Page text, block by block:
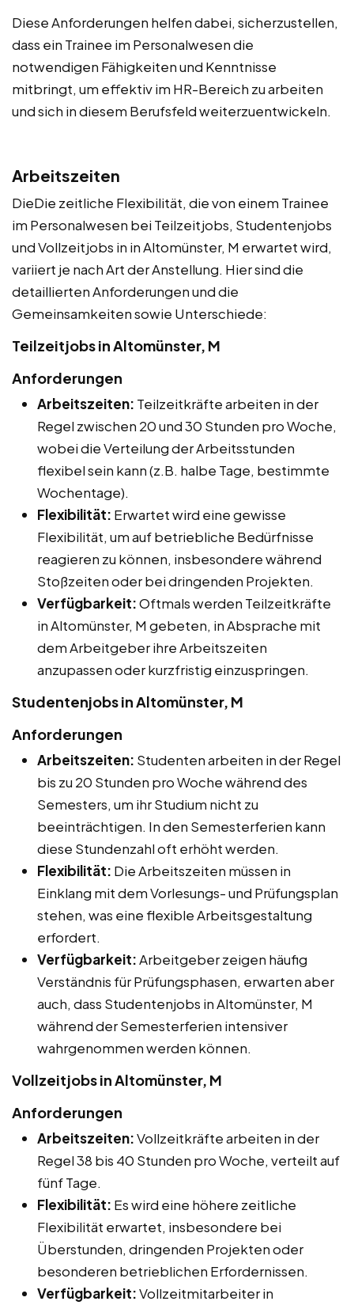
Diese Anforderungen helfen dabei, sicherzustellen,
dass ein Trainee im Personalwesen die
notwendigen Fähigkeiten und Kenntnisse
mitbringt, um effektiv im HR-Bereich zu arbeiten
und sich in diesem Berufsfeld weiterzuentwickeln.
Arbeitszeiten
DieDie zeitliche Flexibilität, die von einem Trainee
im Personalwesen bei Teilzeitjobs, Studentenjobs
und Vollzeitjobs in in Altomünster, M erwartet wird,
variiert je nach Art der Anstellung. Hier sind die
detaillierten Anforderungen und die
Gemeinsamkeiten sowie Unterschiede:
Teilzeitjobs in Altomünster, M
Anforderungen
Arbeitszeiten: Teilzeitkräfte arbeiten in der
Regel zwischen 20 und 30 Stunden pro Woche,
wobei die Verteilung der Arbeitsstunden
flexibel sein kann (z.B. halbe Tage, bestimmte
Wochentage).
Flexibilität: Erwartet wird eine gewisse
Flexibilität, um auf betriebliche Bedürfnisse
reagieren zu können, insbesondere während
Stoßzeiten oder bei dringenden Projekten.
Verfügbarkeit:Oftmals werden Teilzeitkräfte
in Altomünster, M gebeten, in Absprache mit
dem Arbeitgeber ihre Arbeitszeiten
anzupassen oder kurzfristig einzuspringen.
Studentenjobs in Altomünster, M
Anforderungen
Arbeitszeiten: Studenten arbeiten in der Regel
bis zu 20 Stunden pro Woche während des
Semesters, um ihr Studium nicht zu
beeinträchtigen. In den Semesterferien kann
diese Stundenzahl oft erhöht werden.
Flexibilität: Die Arbeitszeiten müssen in
Einklang mit dem Vorlesungs- und Prüfungsplan
stehen, was eine flexible Arbeitsgestaltung
erfordert.
Verfügbarkeit:Arbeitgeber zeigen häufig
Verständnis für Prüfungsphasen, erwarten aber
auch, dass Studentenjobs in Altomünster, M
während der Semesterferien intensiver
wahrgenommen werden können.
Vollzeitjobs in Altomünster, M
Anforderungen
Arbeitszeiten:Vollzeitkräfte arbeiten in der
Regel 38 bis 40 Stunden pro Woche, verteilt auf
fünf Tage.
Flexibilität: Es wird eine höhere zeitliche
Flexibilität erwartet, insbesondere bei
Überstunden, dringenden Projekten oder
besonderen betrieblichen Erfordernissen.
Verfügbarkeit:Vollzeitmitarbeiter in